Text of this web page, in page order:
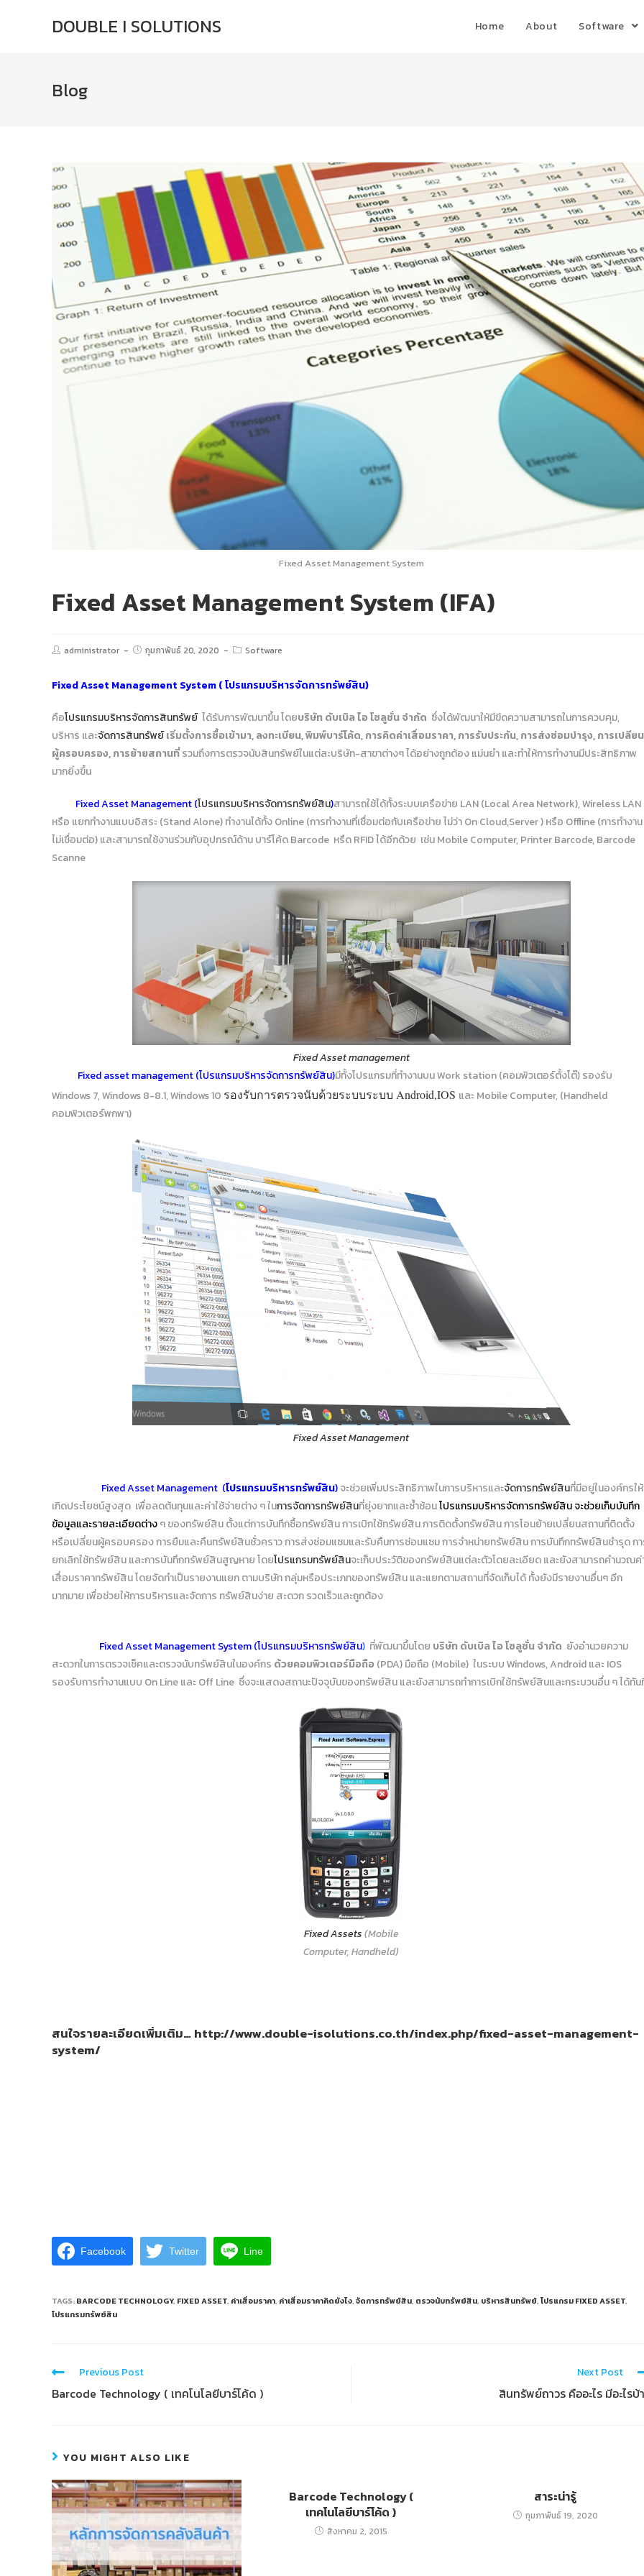
DOUBLE I SOLUTIONS Home About Software
Blog
Fixed Asset Management System
Fixed Asset Management System (IFA)
administrator กุมภาพันธ์ 20, 2020 Software
Fixed Asset Management System(โปรแกรมบริหารจัดการทรัพย์สิน)
คือโปรแกรมบริหารจัดการสินทรัพย์ ได้รับการพัฒนาขึ้น โดยบริษัท ดับเบิล ไอ โซลูชั่น จำกัด ซึ่งได้พัฒนาให้มีขีดความสามารถในการควบคุม,
บริหาร และจัดการสินทรัพย์เริ่มตั้งการซื้อเข้ามา, ลงทะเบียน, พิมพ์บาร์โค้ด, การคิดค่าเสื่อมราคา, การรับประกัน, การส่งซ่อมบำรุง, การเปลียน
ผู้ครอบครอง, การย้ายสถานที่รวมถึงการตรวจนับสินทรัพย์ในแต่ละบริษัท-สาขาต่างๆ ได้อย่างถูกต้อง แม่นยำ และทำให้การทำงานมีประสิทธิภาพ
มากยิ่งขึ้น
Fixed Asset Management(โปรแกรมบริหารจัดการทรัพย์สิน)สามารถใช้ได้ทั้งระบบเครือข่าย LAN (Local Area Network), Wireless LAN
หรือ แยกทำงานแบบอิสระ (Stand Alone) ทำงานได้ทั้ง Online (การทำงานที่เชื่อมต่อกับเครือข่าย ไม่ว่า On Cloud,Server ) หรือ Offline (การทำงาน
ไม่เชื่อมต่อ) และสามารถใช้งานร่วมกับอุปกรณ์ด้าน บาร์โค้ด Barcode หรืด RFID ได้อีกด้วย เช่น Mobile Computer, Printer Barcode, Barcode
Scanne
Fixed Asset management
Fixed asset management(โปรแกรมบริหารจัดการทรัพย์สิน)มีทั้งโปรแกรมที่ทำงานบน Work station (คอมพิวเตอร์ตั้งโต๊) รองรับ
Windows 7, Windows 8-8.1, Windows 10 รองรับการตรวจนับด้วยระบบระบบ Android,IOS และ Mobile Computer, (Handheld
คอมพิวเตอร์พกพา)
Fixed Asset Management
Fixed Asset Management (โปรแกรมบริหารทรัพย์สิน)จะช่วยเพิ่มประสิทธิภาพในการบริหารและจัดการทรัพย์สินที่มีอยู่ในองค์กรให้
เกิดประโยชน์สูงสุด เพื่อลดต้นทุนและค่าใช้จ่ายต่าง ๆ ในการจัดการทรัพย์สินที่ยุ่งยากและซ้ำซ้อนโปรแกรมบริหารจัดการทรัพย์สินจะช่วยเก็บบันทึก
ข้อมูลและรายละเอียดต่างๆ ของทรัพย์สิน ตั้งแต่การบันทึกซื้อทรัพย์สิน การเบิกใช้ทรัพย์สิน การติดตั้งทรัพย์สิน การโอนย้ายเปลี่ยนสถานที่ติดตั้ง
หรือเปลี่ยนผู้ครอบครอง การยืมและคืนทรัพย์สินชั่วคราว การส่งซ่อมแซมและรับคืนการซ่อมแซม การจำหน่ายทรัพย์สิน การบันทึกทรัพย์สินชำรุด ก
ยกเลิกใช้ทรัพย์สิน และการบันทึกทรัพย์สินสูญหาย โดยโปรแกรมทรัพย์สินจะเก็บประวัติของทรัพย์สินแต่ละตัวโดยละเอียด และยังสามารถคำนวณค่
เสื่อมราคาทรัพย์สิน โดยจัดทำเป็นรายงานแยก ตามบริษัท กลุ่มหรือประเภทของทรัพย์สิน และแยกตามสถานที่จัดเก็บได้ ทั้งยังมีรายงานอื่นๆ อีก
มากมาย เพื่อช่วยให้การบริหารและจัดการ ทรัพย์สินง่าย สะดวก รวดเร็วและถูกต้อง
Fixed Asset Management System(โปรแกรมบริหารทรัพย์สิน) ที่พัฒนาขึ้นโดย บริษัท ดับเบิล ไอ โซลูชั่น จำกัด ยังอำนวยความ
สะดวกในการตรวจเช็คและตรวจนับทรัพย์สินในองค์กร ด้วยคอมพิวเตอร์มือถือ (PDA) มือถือ (Mobile) ในระบบ Windows, Android และ IOS
รองรับการทำงานแบบ On Line และ Off Line ซึ่งจะแสดงสถานะปัจจุบันของทรัพย์สิน และยังสามารถทำการเบิกใช้ทรัพย์สินและกระบวนอื่น ๆ ได้ทัน
Fixed Assets(Mobile
Computer, Handheld)
สนใจรายละเอียดเพิ่มเติม…http://www.double-isolutions.co.th/index.php/fixed-asset-management-
system/
Facebook Twitter Line
TAGS:BARCODE TECHNOLOGY, FIXED ASSET, ค่าเสื่อมราคา, ค่าเสื่อมราคาคิดยังไง,จัดการทรัพย์สิน, ตรวจนับทรัพย์สิน, บริหารสินทรัพย์,โปรแกรม FIXED ASSET,
โปรแกรมทรัพย์สิน
Previous Post
Barcode Technology ( เทคโนโลยีบาร์โค้ด )
Next Post
สินทรัพย์ถาวร คืออะไร มีอะไรบ้
YOU MIGHT ALSO LIKE
Barcode Technology (
เทคโนโลยีบาร์โค้ด )
สิงหาคม 2, 2015
สาระน่ารู้
กุมภาพันธ์ 19, 2020